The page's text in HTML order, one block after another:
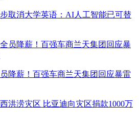
取消大学英语：AI人工智能已可替
降薪！百强车商兰天集团回应暴雷